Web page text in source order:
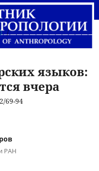
/
языков:
вчера
69-94
РАН